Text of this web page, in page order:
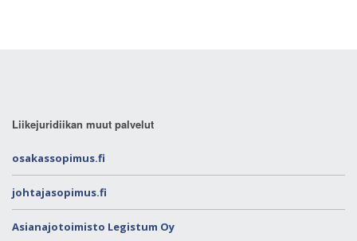
Liikejuridiikan muut palvelut
osakassopimus.fi
johtajasopimus.fi
Asianajotoimisto Legistum Oy